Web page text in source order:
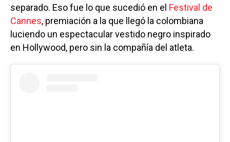
separado. Eso fue lo que sucedió en el Festival de
Cannes, premiación a la que llegó la colombiana
luciendo un espectacular vestido negro inspirado
en Hollywood, pero sin la compañía del atleta.